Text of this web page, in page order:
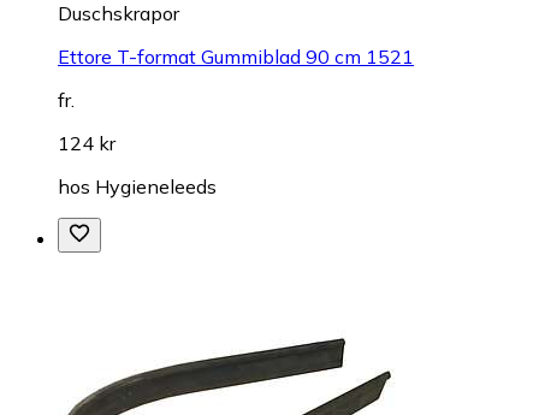
Duschskrapor
Ettore T-format Gummiblad 90 cm 1521
fr.
124 kr
hos Hygieneleeds